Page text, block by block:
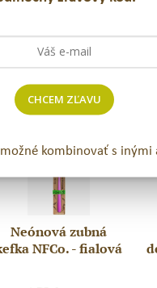
SÚVISIACE PRODUKTY
Neónová
Neónová zubná
NFCo. - fialová
N
CHCEM ZĽAVU
kombinovať s inými